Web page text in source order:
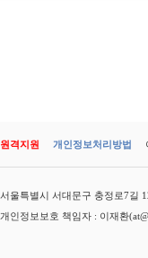
원격지원 개인정보처리방법
서울특별시 서대문구 충정로7길
개인정보보호 책임자 : 이재환